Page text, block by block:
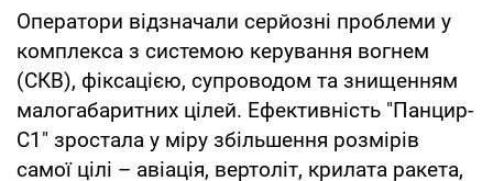
Оператори відзначали серйозні проблеми у
комплекса з системою керування вогнем
(СКВ), фіксацією, супроводом та знищенням
малогабаритних цілей. Ефективність "Панцир-
С1" зростала у міру збільшення розмірів
самої цілі – авіація, вертоліт, крилата ракета,